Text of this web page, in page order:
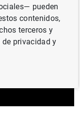
pueden
contenidos,
terceros y
privacidad y